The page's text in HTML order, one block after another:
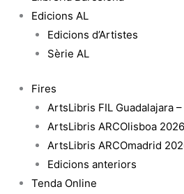
Edicions AL
Edicions d’Artistes
Sèrie AL
Fires
ArtsLibris FIL Guadalajara
ArtsLibris ARCOlisboa 2026
ArtsLibris ARCOmadrid
Edicions anteriors
Tenda Online
Quincas